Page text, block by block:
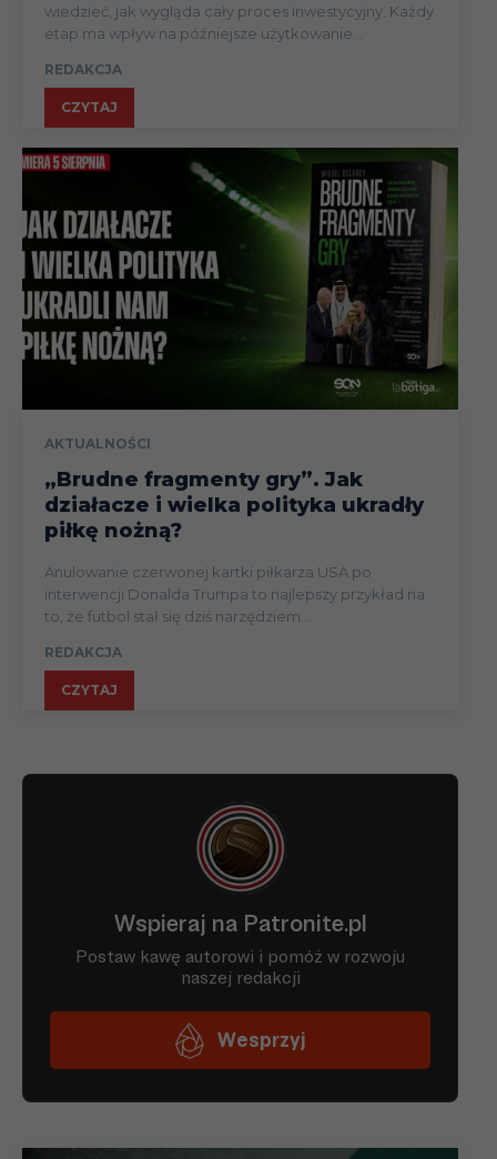
wiedzieć, jak wygląda cały proces inwestycyjny. Każdy
etap ma wpływ na późniejsze użytkowanie...
REDAKCJA
CZYTAJ
AKTUALNOŚCI
„Brudne fragmenty gry”. Jak
działacze i wielka polityka ukradły
piłkę nożną?
Anulowanie czerwonej kartki piłkarza USA po
interwencji Donalda Trumpa to najlepszy przykład na
to, że futbol stał się dziś narzędziem...
REDAKCJA
CZYTAJ